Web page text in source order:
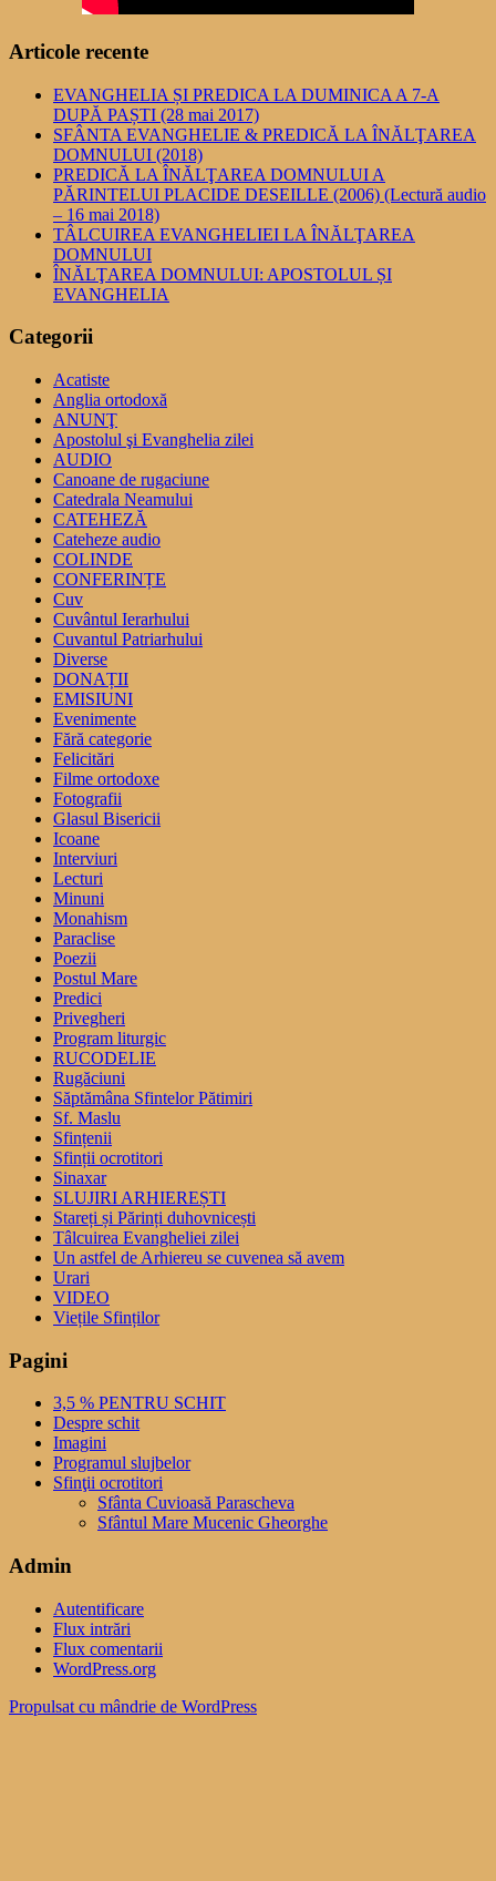
Articole recente
EVANGHELIA ȘI PREDICA LA DUMINICA A 7-A
DUPĂ PAȘTI (28 mai 2017)
SFÂNTA EVANGHELIE & PREDICĂ LA ÎNĂLŢAREA
DOMNULUI (2018)
PREDICĂ LA ÎNĂLŢAREA DOMNULUI A
PĂRINTELUI PLACIDE DESEILLE (2006) (Lectură audio
– 16 mai 2018)
TÂLCUIREA EVANGHELIEI LA ÎNĂLŢAREA
DOMNULUI
ÎNĂLŢAREA DOMNULUI: APOSTOLUL ȘI
EVANGHELIA
Categorii
Acatiste
Anglia ortodoxă
ANUNŢ
Apostolul şi Evanghelia zilei
AUDIO
Canoane de rugaciune
Catedrala Neamului
CATEHEZĂ
Cateheze audio
COLINDE
CONFERINȚE
Cuv
Cuvântul Ierarhului
Cuvantul Patriarhului
Diverse
DONAȚII
EMISIUNI
Evenimente
Fără categorie
Felicitări
Filme ortodoxe
Fotografii
Glasul Bisericii
Icoane
Interviuri
Lecturi
Minuni
Monahism
Paraclise
Poezii
Postul Mare
Predici
Privegheri
Program liturgic
RUCODELIE
Rugăciuni
Săptămâna Sfintelor Pătimiri
Sf. Maslu
Sfințenii
Sfinții ocrotitori
Sinaxar
SLUJIRI ARHIEREȘTI
Stareți și Părinți duhovnicești
Tâlcuirea Evangheliei zilei
Un astfel de Arhiereu se cuvenea să avem
Urari
VIDEO
Viețile Sfinților
Pagini
3,5 % PENTRU SCHIT
Despre schit
Imagini
Programul slujbelor
Sfinţii ocrotitori
Sfânta Cuvioasă Parascheva
Sfântul Mare Mucenic Gheorghe
Admin
Autentificare
Flux intrări
Flux comentarii
WordPress.org
Propulsat cu mândrie de WordPress